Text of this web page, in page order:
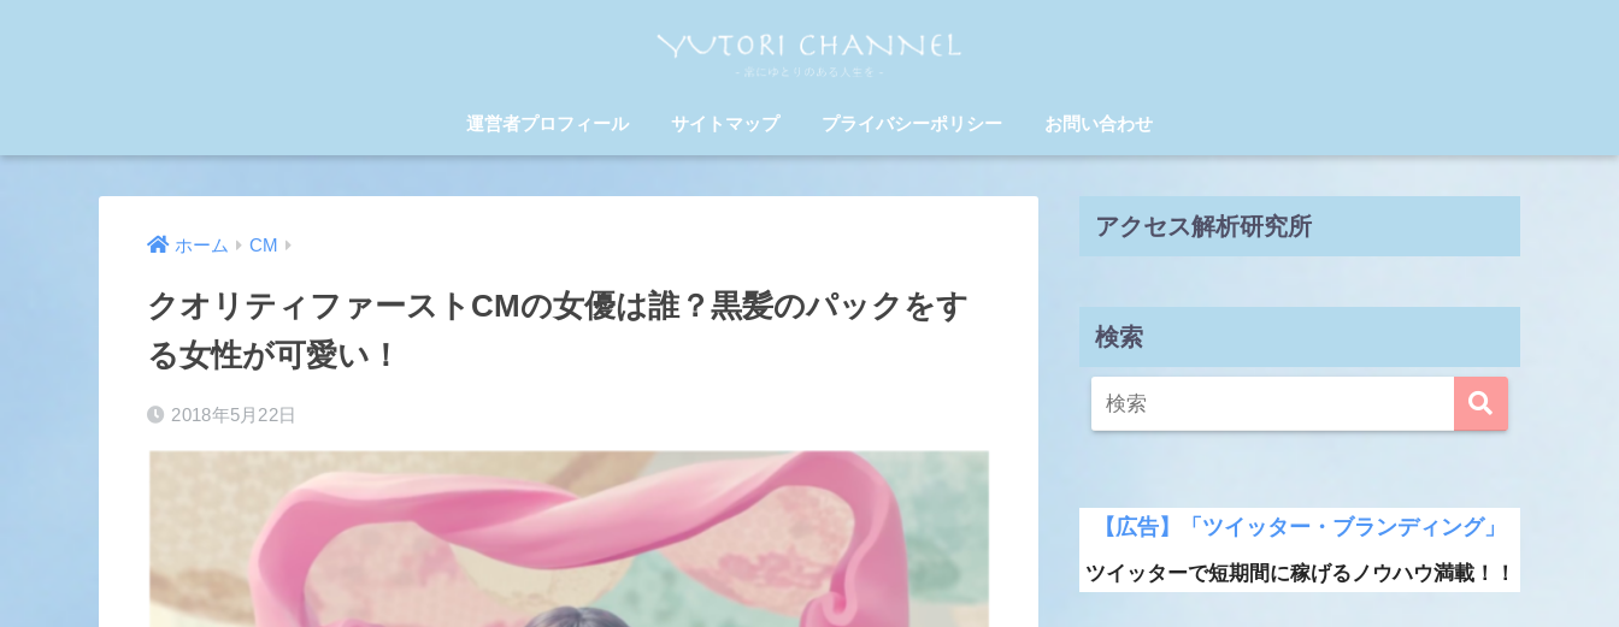
運営者プロフィール サイトマップ プライバシーポリシー お問い合わせ
ホーム CM
クオリティファーストCMの女優は誰？黒髪のパックをす
る女性が可愛い！
2018年5月22日
アクセス解析研究所
検索
【広告】「ツイッター・ブランディング」
ツイッターで短期間に稼げるノウハウ満載！！